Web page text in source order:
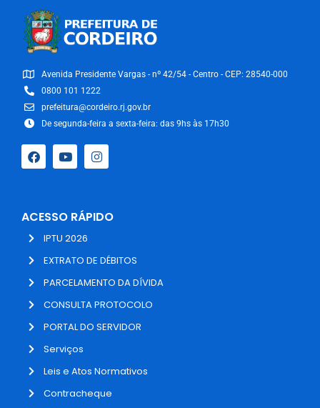
Avenida Presidente Vargas - nº 42/54 - Centro - CEP: 28540-000
0800 101 1222
prefeitura@cordeiro.rj.gov.br
De segunda-feira a sexta-feira: das 9hs às 17h30
ACESSO RÁPIDO
IPTU 2026
EXTRATO DE DÉBITOS
PARCELAMENTO DA DÍVIDA
CONSULTA PROTOCOLO
PORTAL DO SERVIDOR
Serviços
Leis e Atos Normativos
Contracheque